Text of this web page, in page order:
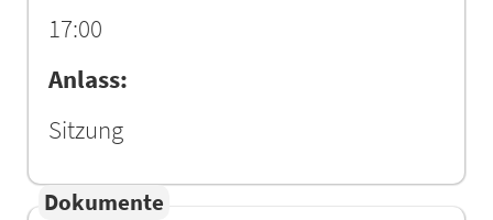
17:00
Anlass:
Sitzung
Dokumente